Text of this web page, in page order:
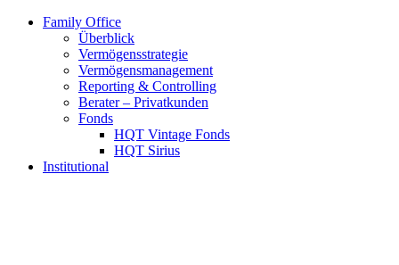
Family Office
Überblick
Vermögensstrategie
Vermögensmanagement
Reporting & Controlling
Berater – Privatkunden
Fonds
HQT Vintage Fonds
HQT Sirius
Institutional